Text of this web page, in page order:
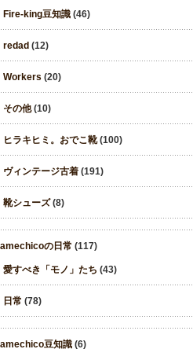
Fire-king豆知識 (46)
redad (12)
Workers (20)
その他(10)
ヒラキヒミ。おでこ靴(100)
ヴィンテージ古着 (191)
靴シューズ(8)
の日常 (117)
愛すべき「モノ」たち (43)
日常 (78)
豆知識 (6)